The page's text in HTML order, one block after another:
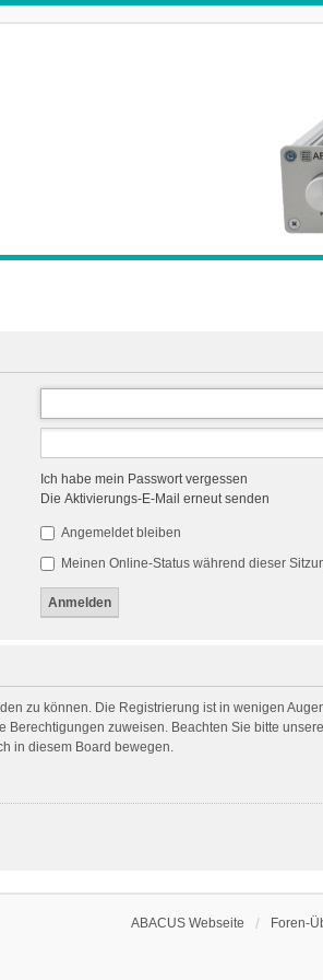
Ich habe mein Passwort vergessen
Die Aktivierungs-E-Mail erneut senden
Angemeldet bleiben
Meinen Online-Status während dieser
zu können. Die Registrierung ist in wenigen
zuweisen. Beachten Sie bitte
in diesem Board bewegen.
ABACUS Webseite Foren-